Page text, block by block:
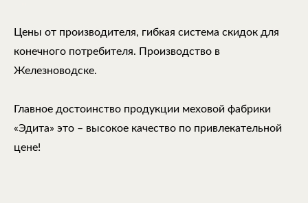
Цены от производителя, гибкая система скидок для
конечного потребителя. Производство в
Железноводске.
Главное достоинство продукции меховой фабрики
«Эдита» это – высокое качество по привлекательной
цене!